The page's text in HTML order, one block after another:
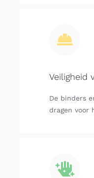
Veiligheid
De binders
dragen voor